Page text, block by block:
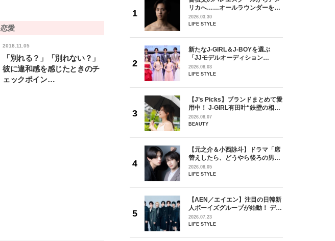
恋愛
2018.11.05
「別れる？」「別れない？」
彼に違和感を感じたときのチ
ェックポイン…
「JJモデルオーディション
2027」が募集開始！ 予選ブロッ
クは候補生の“魅力”を重視した
「新システム」に変わります
2026.08.03
LIFE STYLE
リカへ……オールラウンダーを目
指すダンサーは踊ることが好きす
ぎる【王子様の推しドコロ】
2026.03.30
LIFE STYLE
新たなJ-GIRL＆J-BOYを選ぶ
「JJモデルオーディション
2027」が募集開始！ 予選ブロッ
クは候補生の“魅力”を重視した
2026.08.03
LIFE STYLE
【J’s Picks】ブランドまとめて愛
用中！ J-GIRL有田叶“鉄壁の相
棒”〈ビューティ＆ファッション
夏の必需品〉
2026.08.07
BEAUTY
【元之介＆小西詠斗】ドラマ「席
替えしたら、どうやら後ろの男が
どうやら俺のこと好きらしい」放
送記念インタビュー♡ 「自然と詠
2026.08.05
LIFE STYLE
【AEN／エイエン】注目の日韓新
人ボーイズグループが始動！ デビ
ュー目前のフレッシュな面々を独
占インタビュー。7人の魅力に迫
2026.07.23
LIFE STYLE